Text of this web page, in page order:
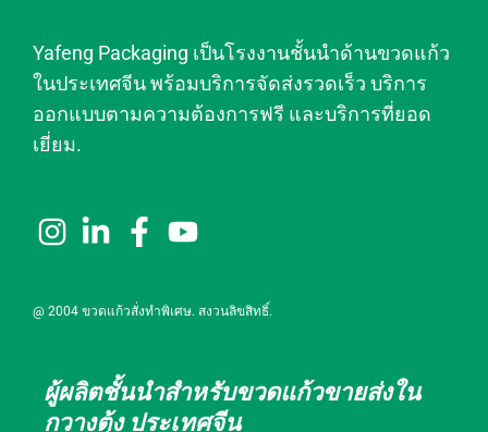
Yafeng Packaging เป็นโรงงานชั้นนำด้านขวดแก้ว
ในประเทศจีน พร้อมบริการจัดส่งรวดเร็ว บริการ
ออกแบบตามความต้องการฟรี และบริการที่ยอด
เยี่ยม.
@ 2004 ขวดแก้วสั่งทำพิเศษ. สงวนลิขสิทธิ์.
ผู้ผลิตชั้นนำสำหรับขวดแก้วขายส่งใน
กวางตุ้ง ประเทศจีน